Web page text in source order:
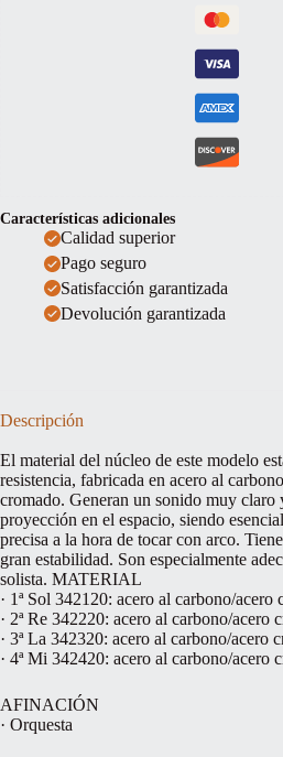
Características adicionales
Calidad superior
Pago seguro
Satisfacción garantizada
Devolución garantizada
Descripción
El material del núcleo de este modelo
resistencia, fabricada en acero al
cromado. Generan un sonido muy claro
proyección en el espacio, siendo
precisa a la hora de tocar con arco.
gran estabilidad. Son especialmente
solista. MATERIAL
· 1ª Sol 342120: acero al carbono/acero
· 2ª Re 342220: acero al carbono/acero
· 3ª La 342320: acero al carbono/acero
· 4ª Mi 342420: acero al carbono/acero
AFINACIÓN
· Orquesta